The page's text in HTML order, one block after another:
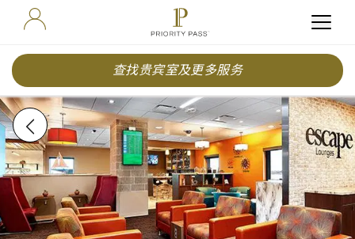
查找贵宾室及更多服务